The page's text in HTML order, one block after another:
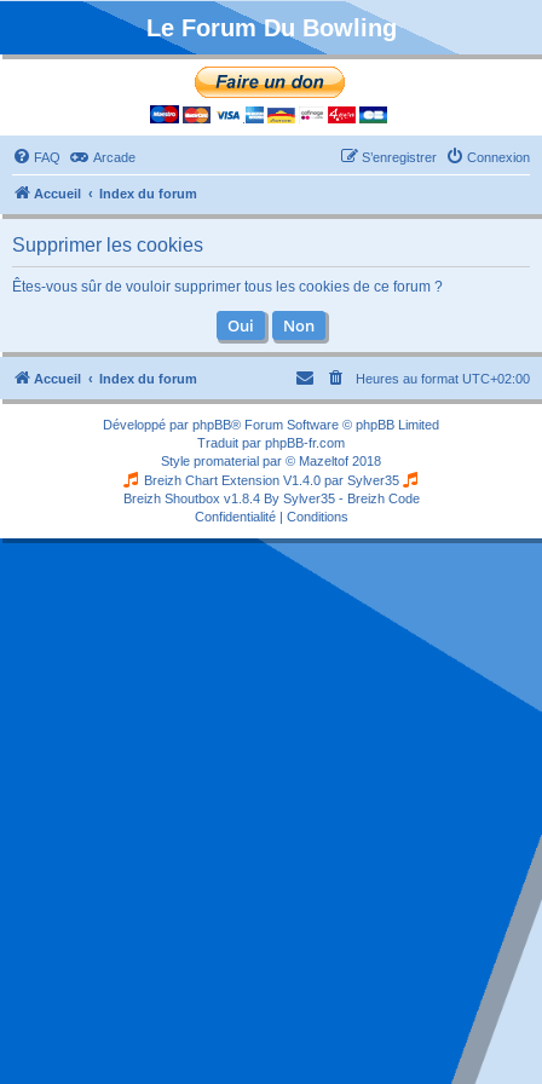
Le Forum Du Bowling
FAQ Arcade Connexion
S’enregistrer
Accueil Index du forum
Supprimer les cookies
Êtes-vous sûr de vouloir supprimer tous les cookies de ce forum ?
Accueil Index du forum Heures au format UTC+02:00
Développé par phpBB® Forum Software © phpBB Limited
Traduit par phpBB-fr.com
Style promaterial par © Mazeltof 2018
Breizh Chart Extension V1.4.0 par Sylver35
Breizh Shoutbox v1.8.4 By Sylver35 - Breizh Code
Confidentialité| Conditions